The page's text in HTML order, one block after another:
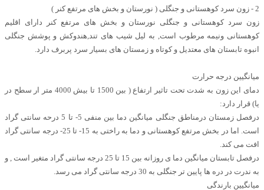
2 - زون سرد کوهستانی و جنگلی ( نورستان و بخش های مرتفع کنر )
زون سرد کوهستانی و جنگلی نورستان و بخش های مرتفع کنر دارای اقلیم
کوهستانی ونیمه مرطوب است, به لیل شیب های تند,هندوکش و پوشش جنگلی
انبوه تابستان های معتدیل و کوتاه و زمستان های بسیار سرد پربرف دارد.
میانگیین درجه حرارت
دمای این زون به شدت تحت تاثیر ارتفاع ( بین 1500 تا بیش 4000 متر ار سطح در
یا) قرار دارد:
درفصل زمستان درمناطق جنگلی میانگین دما بین منفی 5- تا 5 درحه سانتی گراد
است. اما در بخش مرتفع کوهستانی و دما به راختی به 15- تا 25- درجه سانتی گراد
افت می کند.
درفصل تابستان میانگین دما ی روزانه بین 15 تا 25 درجه سانتی گراد متغیر است , و
به ندرت در دره ها پایین تر جنگلی به 30 درجه سانتی گراد می رسد.
میانگیین بارندگی